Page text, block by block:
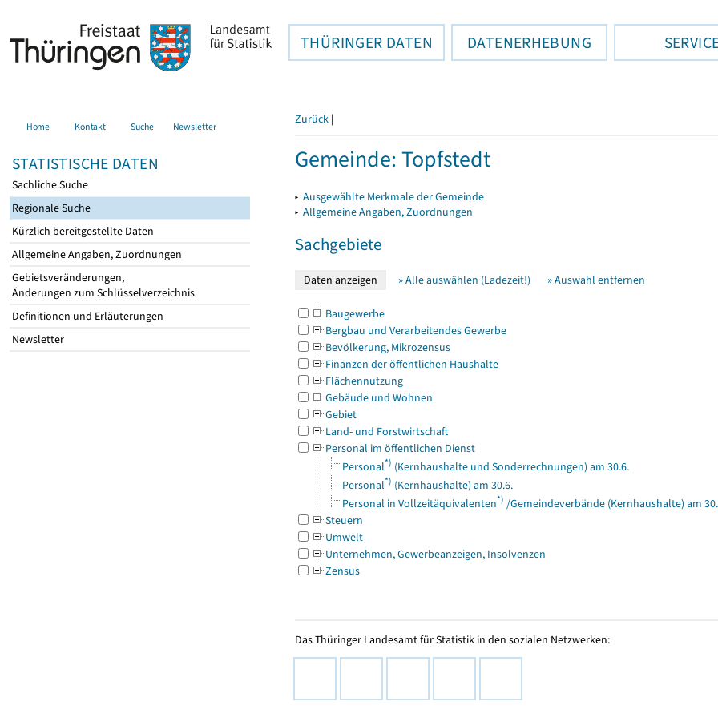
THÜRINGER DATEN DATENERHEBUNG
Home Kontakt Suche Newsletter
STATISTISCHE DATEN
Sachliche Suche
Regionale Suche
Kürzlich bereitgestellte Daten
Allgemeine Angaben, Zuordnungen
Gebietsveränderungen,
Änderungen zum Schlüsselverzeichnis
Definitionen und Erläuterungen
Newsletter
Zurück |
Gemeinde: Topfstedt
▸ Ausgewählte Merkmale der Gemeinde
▸ Allgemeine Angaben, Zuordnungen
Sachgebiete
» Alle auswählen (Ladezeit!) » Auswahl entfernen
Baugewerbe
Bergbau und Verarbeitendes Gewerbe
Bevölkerung, Mikrozensus
Finanzen der öffentlichen Haushalte
Flächennutzung
Gebäude und Wohnen
Gebiet
Land- und Forstwirtschaft
Personal im öffentlichen Dienst
Personal*) (Kernhaushalte und Sonderrechnungen) am 30.6.
Personal*) (Kernhaushalte) am 30.6.
Personal in Vollzeitäquivalenten*) /Gemeindeverbände (Kernhaushalte) am
Steuern
Umwelt
Unternehmen, Gewerbeanzeigen, Insolvenzen
Zensus
Das Thüringer Landesamt für Statistik in den sozialen Netzwerken: